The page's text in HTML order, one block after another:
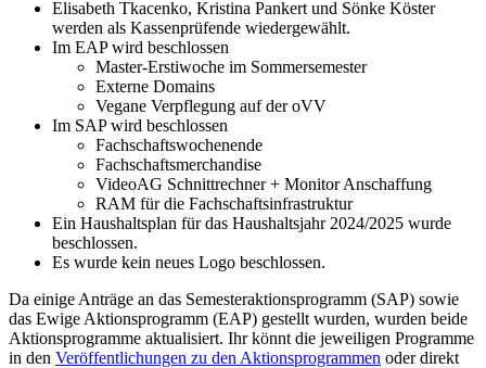
Elisabeth Tkacenko, Kristina Pankert und Sönke Köster
werden als Kassenprüfende wiedergewählt.
Im EAP wird beschlossen
Master-Erstiwoche im Sommersemester
Externe Domains
Vegane Verpflegung auf der oVV
Im SAP wird beschlossen
Fachschaftswochenende
Fachschaftsmerchandise
VideoAG Schnittrechner + Monitor Anschaffung
RAM für die Fachschaftsinfrastruktur
Ein Haushaltsplan für das Haushaltsjahr 2024/2025 wurde
beschlossen.
Es wurde kein neues Logo beschlossen.
Da einige Anträge an das Semesteraktionsprogramm (SAP) sowie
das Ewige Aktionsprogramm (EAP) gestellt wurden, wurden beide
Aktionsprogramme aktualisiert. Ihr könnt die jeweiligen Programme
in den Veröffentlichungen zu den Aktionsprogrammen oder direkt